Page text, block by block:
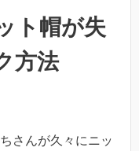
ト帽が失
方法
さんが久々にニッ